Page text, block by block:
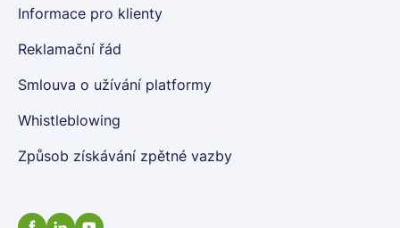
Informace pro klienty
Reklamační řád
Smlouva o užívání platformy
Whistleblowing
Způsob získávání zpětné vazby